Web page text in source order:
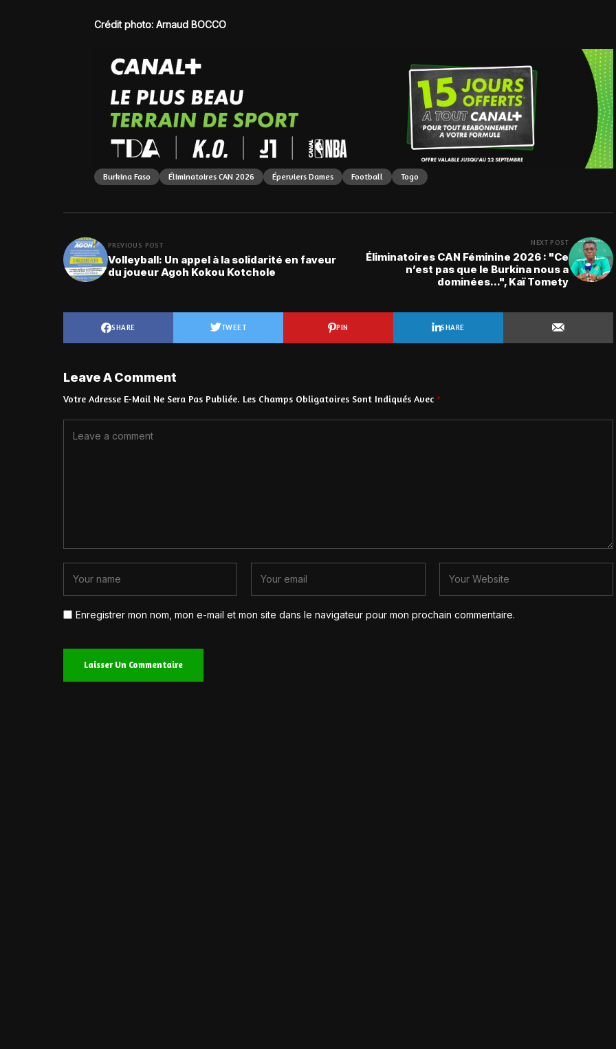
Crédit photo: Arnaud BOCCO
Burkina Faso Éliminatoires CAN 2026 Éperviers Dames Football Togo
PREVIOUS POST
Volleyball: Un appel à la solidarité en faveur
du joueur Agoh Kokou Kotchole
NEXT POST
Éliminatoires CAN Féminine 2026 : "Ce
n’est pas que le Burkina nous a
dominées...", Kaï Tomety
SHARE TWEET PIN SHARE
Leave A Comment
Votre Adresse E-Mail Ne Sera Pas Publiée. Les Champs Obligatoires Sont Indiqués Avec *
Enregistrer mon nom, mon e-mail et mon site dans le navigateur pour mon prochain commentaire.